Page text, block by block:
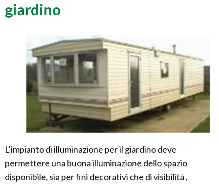
giardino
L’impianto di illuminazione per il giardino deve
permettere una buona illuminazione dello spazio
disponibile, sia per fini decorativi che di visibilità ,